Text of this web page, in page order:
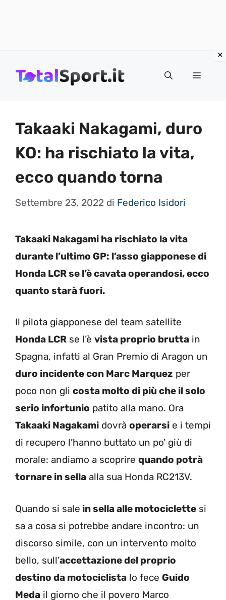
MENU
Takaaki Nakagami, duro
KO: ha rischiato la vita,
ecco quando torna
Settembre 23, 2022 di Federico Isidori
Takaaki Nakagami ha rischiato la vita
durante l’ultimo GP: l’asso giapponese di
Honda LCR se l’è cavata operandosi, ecco
quanto starà fuori.
Il pilota giapponese del team satellite
Honda LCR se l’è vista proprio brutta in
Spagna, infatti al Gran Premio di Aragon un
duro incidente con Marc Marquez per
poco non gli costa molto di più che il solo
serio infortunio patito alla mano. Ora
Takaaki Nagakami dovrà operarsi e i tempi
di recupero l’hanno buttato un po’ giù di
morale: andiamo a scoprire quando potrà
tornare in sella alla sua Honda RC213V.
Quando si sale in sella alle motociclette si
sa a cosa si potrebbe andare incontro: un
discorso simile, con un intervento molto
bello, sull’accettazione del proprio
destino da motociclista lo fece Guido
Meda il giorno che il povero Marco